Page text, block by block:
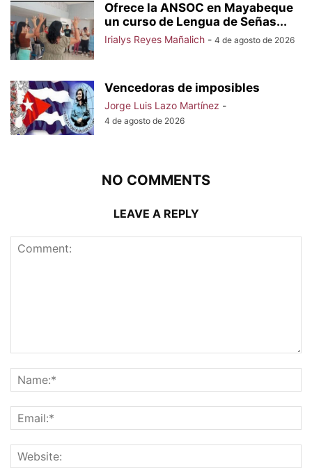
Ofrece la ANSOC en Mayabeque
un curso de Lengua de Señas...
Irialys Reyes Mañalich - 4 de agosto de 2026
Vencedoras de imposibles
Jorge Luis Lazo Martínez -
4 de agosto de 2026
NO COMMENTS
LEAVE A REPLY